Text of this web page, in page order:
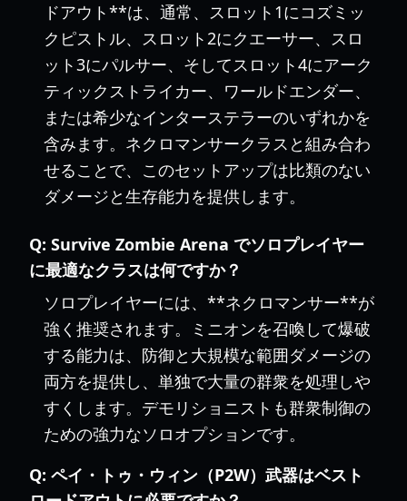
ドアウト**は、通常、スロット1にコズミッ
クピストル、スロット2にクエーサー、スロ
ット3にパルサー、そしてスロット4にアーク
ティックストライカー、ワールドエンダー、
または希少なインターステラーのいずれかを
含みます。ネクロマンサークラスと組み合わ
せることで、このセットアップは比類のない
ダメージと生存能力を提供します。
Q: Survive Zombie Arena でソロプレイヤー
に最適なクラスは何ですか？
ソロプレイヤーには、**ネクロマンサー**が
強く推奨されます。ミニオンを召喚して爆破
する能力は、防御と大規模な範囲ダメージの
両方を提供し、単独で大量の群衆を処理しや
すくします。デモリショニストも群衆制御の
ための強力なソロオプションです。
Q: ペイ・トゥ・ウィン（P2W）武器はベスト